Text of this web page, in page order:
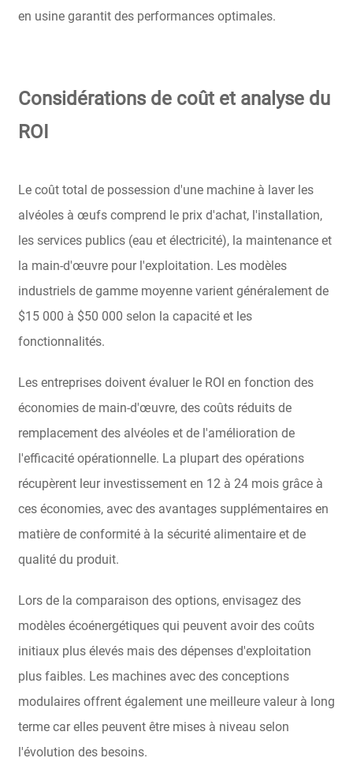
en usine garantit des performances optimales.
Considérations de coût et analyse du
ROI
Le coût total de possession d'une machine à laver les
alvéoles à œufs comprend le prix d'achat, l'installation,
les services publics (eau et électricité), la maintenance et
la main-d'œuvre pour l'exploitation. Les modèles
industriels de gamme moyenne varient généralement de
$15 000 à $50 000 selon la capacité et les
fonctionnalités.
Les entreprises doivent évaluer le ROI en fonction des
économies de main-d'œuvre, des coûts réduits de
remplacement des alvéoles et de l'amélioration de
l'efficacité opérationnelle. La plupart des opérations
récupèrent leur investissement en 12 à 24 mois grâce à
ces économies, avec des avantages supplémentaires en
matière de conformité à la sécurité alimentaire et de
qualité du produit.
Lors de la comparaison des options, envisagez des
modèles écoénergétiques qui peuvent avoir des coûts
initiaux plus élevés mais des dépenses d'exploitation
plus faibles. Les machines avec des conceptions
modulaires offrent également une meilleure valeur à long
terme car elles peuvent être mises à niveau selon
l'évolution des besoins.